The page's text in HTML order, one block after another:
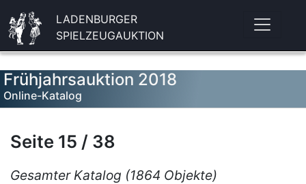
LADENBURGER
SPIELZEUGAUKTION
Frühjahrsauktion 2018
Online-Katalog
Seite 15 / 38
Gesamter Katalog (1864 Objekte)